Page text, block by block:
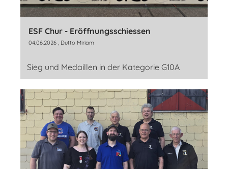
ESF Chur - Eröffnungsschiessen
04.06.2026 , Dutto Miriam
Sieg und Medaillen in der Kategorie G10A